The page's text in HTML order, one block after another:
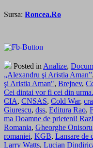
Sursa: Roncea.Ro
Posted in Analize,
„Alexandru şi Aristia Aman”,
şi Aristia Aman", Brejnev,
Cei dintai vor fi cei din
CIA, CNSAS, Cold War,
Giurescu, dss, Editura Rao,
ma Doamne de prieteni!
Romania, Gheorghe Onisoru
romaniei, KGB, Lansare de
Larry Watts, Lucian